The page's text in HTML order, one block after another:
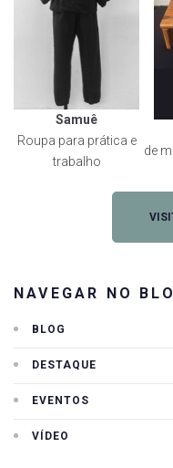
Samuê
Roupa para prática e
trabalho
de
NAVEGAR NO
BLOG
DESTAQUE
EVENTOS
VÍDEO